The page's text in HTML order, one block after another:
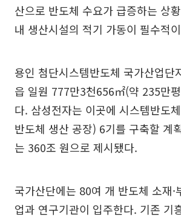
산으로 반도체 수요가 급증하는 상
내 생산시설의 적기 가동이 필수적
용인 첨단시스템반도체 국가산업단
읍 일원 777만3천656㎡(약 235만
다. 삼성전자는 이곳에 시스템반도
반도체 생산 공장) 6기를 구축할 계
는 360조 원으로 제시됐다.
국가산단에는 80여 개 반도체 소재·
업과 연구기관이 입주한다. 기존 기